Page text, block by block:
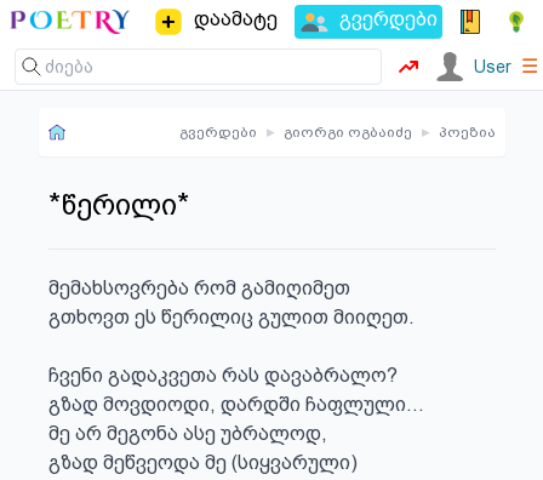
დაამატე გვერდები
User ☰
გვერდები ▸ გიორგი ოგბაიძე ▸ პოეზია
*წერილი*
მემახსოვრება რომ გამიღიმეთ
გთხოვთ ეს წერილიც გულით მიიღეთ.
ჩვენი გადაკვეთა რას დავაბრალო?
გზად მოვდიოდი, დარდში ჩაფლული…
მე არ მეგონა ასე უბრალოდ,
გზად მეწვეოდა მე (სიყვარული)